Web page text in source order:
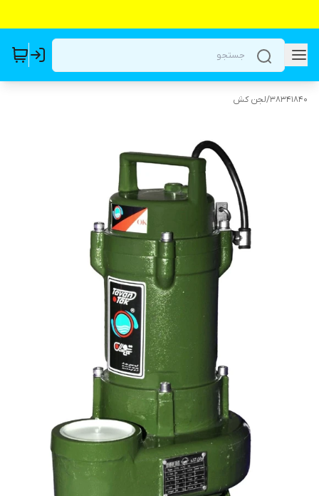
38341840
/لجن کش